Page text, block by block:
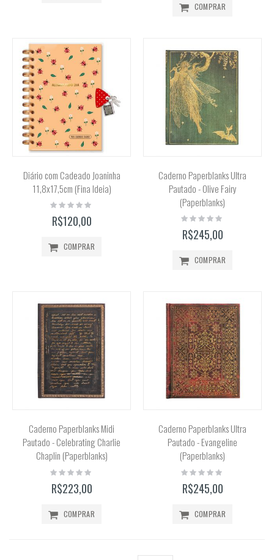
COMPRAR
Diário com Cadeado Joaninha
11,8x17,5cm (Fina Ideia)
Rating:
R$120,00
COMPRAR
Caderno Paperblanks Ultra
Pautado - Olive Fairy
(Paperblanks)
Rating:
R$245,00
COMPRAR
Caderno Paperblanks Midi
Pautado - Celebrating Charlie
Chaplin (Paperblanks)
Rating:
0%
R$223,00
COMPRAR
Caderno Paperblanks Ultra
Pautado - Evangeline
(Paperblanks)
Rating:
0%
R$245,00
COMPRAR